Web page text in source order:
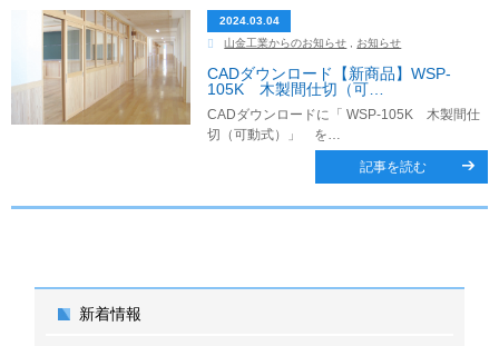
新着情報
2024.03.04
山金工業からのお知らせ
お知らせ
CADダウンロード【新商品】WSP-
105K 木製間仕切（可…
CADダウンロードに「 WSP-105K 木製間仕
切（可動式）」 を…
記事を読む